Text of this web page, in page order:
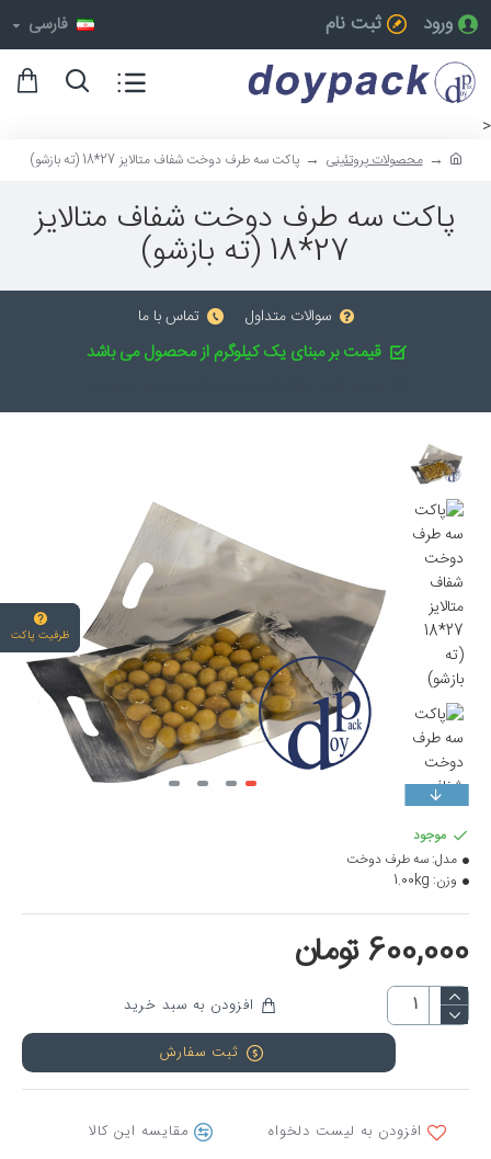
ورود ثبت نام فارسی
<
محصولات پروتئینی پاکت سه طرف دوخت شفاف متالایز 27*18 (ته بازشو)
پاکت سه طرف دوخت شفاف متالایز
27*18 (ته بازشو)
سوالات متداول تماس با ما
قیمت بر مبنای یک کیلوگرم از محصول می باشد
600,000 تومان
موجود
مدل:سه طرف دوخت
وزن: 1.00kg
افزودن به سبد خرید
ثبت سفارش
افزودن به لیست دلخواه مقایسه این کالا
ظرفیت پاکت